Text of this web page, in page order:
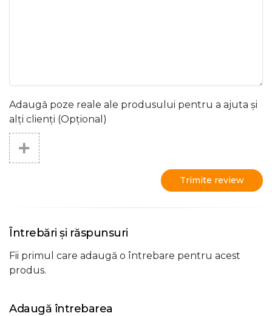
Adaugă poze reale ale produsului pentru a ajuta și
alți clienți (Opțional)
Trimite review
Întrebări și răspunsuri
Fii primul care adaugă o întrebare pentru acest
produs.
Adaugă întrebarea